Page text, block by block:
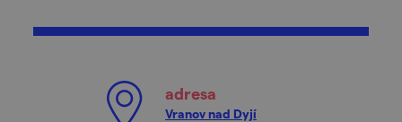
adresa
Vranov nad Dyjí